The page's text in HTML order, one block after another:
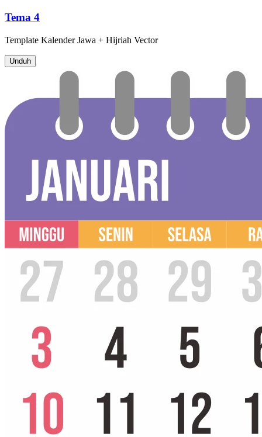
Tema 4
Template Kalender Jawa + Hijriah Vector
Unduh